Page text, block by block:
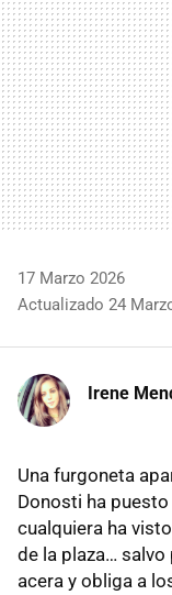
17 Marzo 2026
Actualizado 24
Irene
Una furgoneta
Donosti ha
cualquiera ha
de la plaza… salvo
acera y obliga a